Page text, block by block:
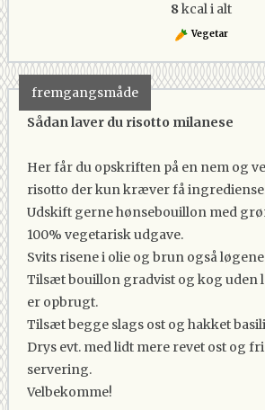
8kcal i alt
Vegetar
fremgangsmåde
Sådan laver du risotto milanese
Her får du opskriften på en nem og
risotto der kun kræver få
Udskift gerne hønsebouillon med
100% vegetarisk udgave.
Svits risene i olie og brun også
Tilsæt bouillon gradvist og kog uden
er opbrugt.
Tilsæt begge slags ost og hakket
Drys evt. med lidt mere revet ost og
servering.
Velbekomme!